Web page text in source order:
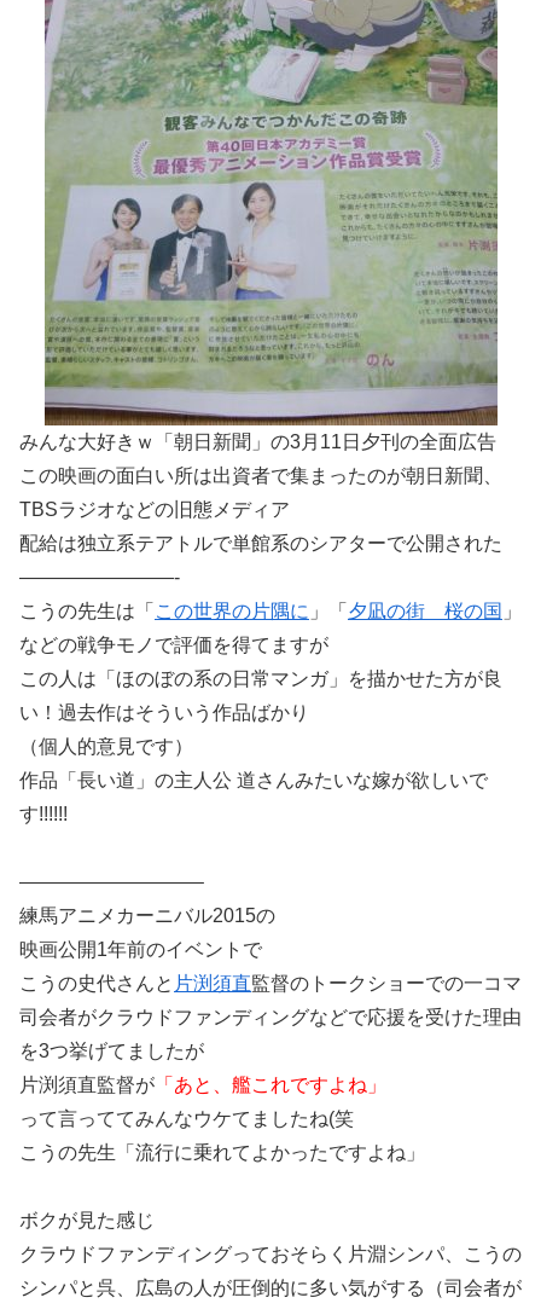
みんな大好きｗ「朝日新聞」の3月11日夕刊の全面広告
この映画の面白い所は出資者で集まったのが朝日新聞、
TBSラジオなどの旧態メディア
配給は独立系テアトルで単館系のシアターで公開された
————————-
こうの先生は「 この世界の片隅に 」「 夕凪の街 桜の国 」
などの戦争モノで評価を得てますが
この人は「ほのぼの系の日常マンガ」を描かせた方が良
い！過去作はそういう作品ばかり
（個人的意見です）
作品「長い道」の主人公 道さんみたいな嫁が欲しいで
す!!!!!!
—————————–
練馬アニメカーニバル2015の
映画公開1年前のイベントで
こうの史代さんと 片渕須直監督のトークショーでの一コマ
司会者がクラウドファンディングなどで応援を受けた理由
を3つ挙げてましたが
片渕須直監督が 「あと、艦これですよね」
って言っててみんなウケてましたね(笑
こうの先生「流行に乗れてよかったですよね」
ボクが見た感じ
クラウドファンディングっておそらく片淵シンパ、こうの
シンパと呉、広島の人が圧倒的に多い気がする（司会者が